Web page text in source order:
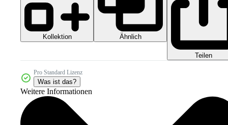
Kollektion Ähnlich
Teilen
Pro Standard Lizenz
Was ist das?
Weitere Informationen